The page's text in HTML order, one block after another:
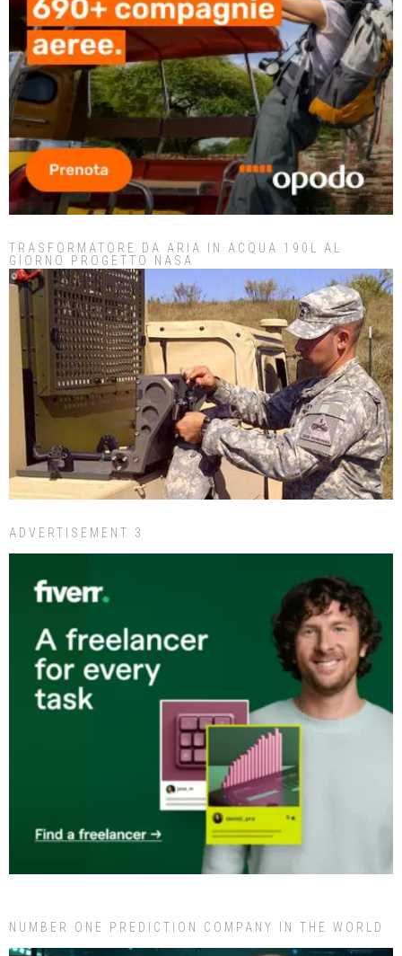
TRASFORMATORE DA ARIA IN ACQUA 190L AL
GIORNO PROGETTO NASA
ADVERTISEMENT 3
NUMBER ONE PREDICTION COMPANY IN THE WORLD